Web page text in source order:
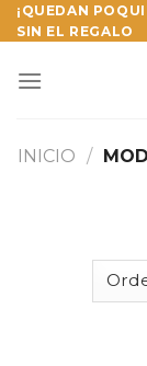
Skip
to
¡QUEDAN
SIN EL REGALO
INICIO /